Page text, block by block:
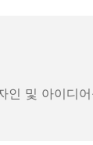
인 및 아이디